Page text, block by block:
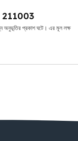
211003
অনুভূতির প্রকাশ ঘটে। এর মূল লক্ষ